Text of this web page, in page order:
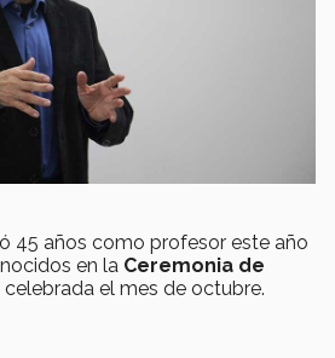
45 años como profesor este año
en la Ceremonia de
el mes de octubre.